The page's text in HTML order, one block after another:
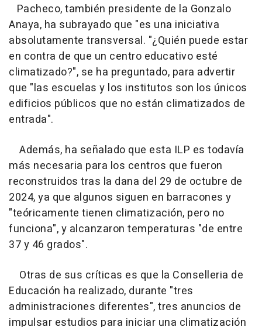
Pacheco, también presidente de la Gonzalo
Anaya, ha subrayado que "es una iniciativa
absolutamente transversal. "¿Quién puede estar
en contra de que un centro educativo esté
climatizado?", se ha preguntado, para advertir
que "las escuelas y los institutos son los únicos
edificios públicos que no están climatizados de
entrada".
Además, ha señalado que esta ILP es todavía
más necesaria para los centros que fueron
reconstruidos tras la dana del 29 de octubre de
2024, ya que algunos siguen en barracones y
"teóricamente tienen climatización, pero no
funciona", y alcanzaron temperaturas "de entre
37 y 46 grados".
Otras de sus críticas es que la Conselleria de
Educación ha realizado, durante "tres
administraciones diferentes", tres anuncios de
impulsar estudios para iniciar una climatización